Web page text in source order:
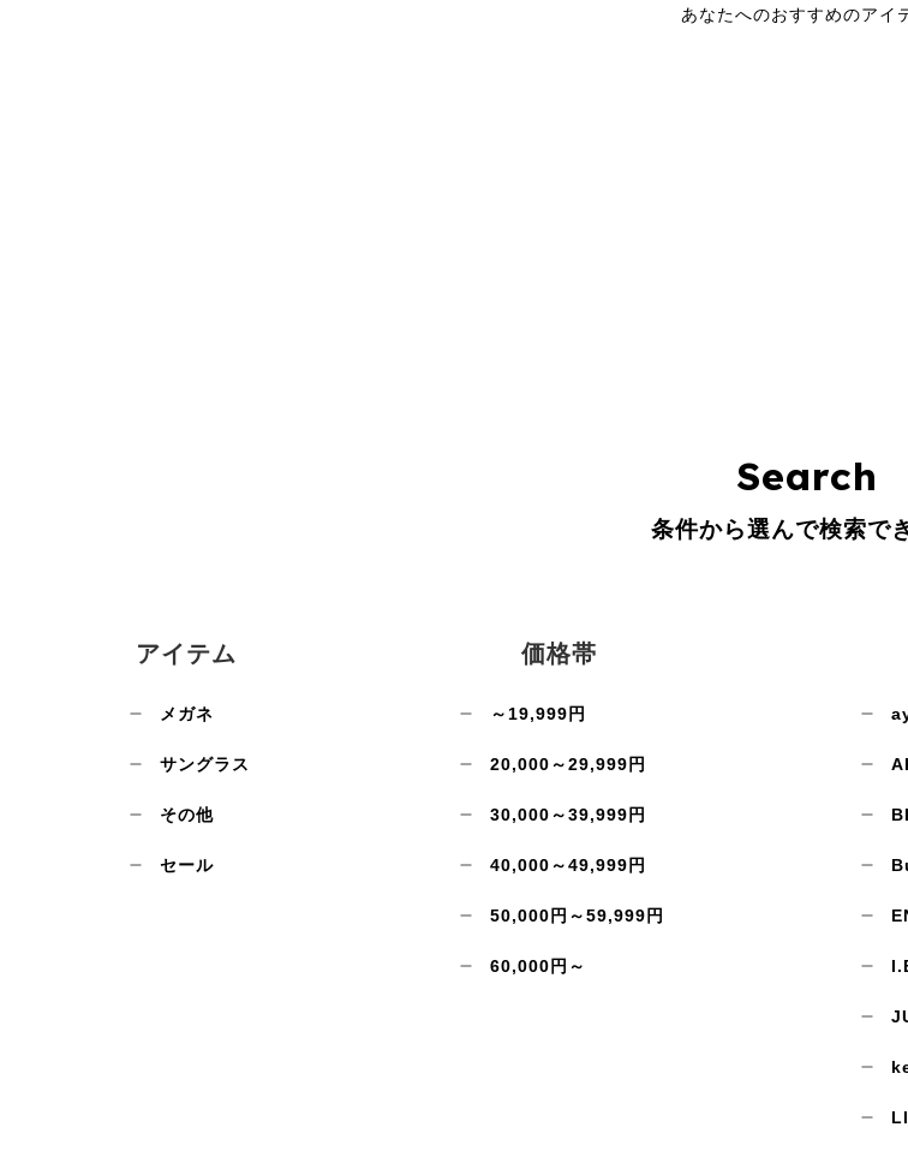
お買い物を続ける カート
あなたへのおすすめのアイ
Search
条件から選んで検索で
アイテム
メガネ
サングラス
その他
セール
価格帯
～19,999円
20,000～29,999円
30,000～39,999円
40,000～49,999円
50,000円～59,999円
60,000円～